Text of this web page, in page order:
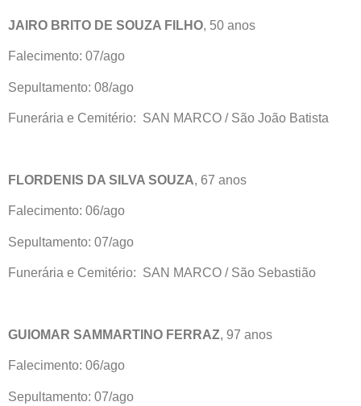
JAIRO BRITO DE SOUZA FILHO, 50 anos
Falecimento: 07/ago
Sepultamento: 08/ago
Funerária e Cemitério: SAN MARCO / São João Batista
FLORDENIS DA SILVA SOUZA, 67 anos
Falecimento: 06/ago
Sepultamento: 07/ago
Funerária e Cemitério: SAN MARCO / São Sebastião
GUIOMAR SAMMARTINO FERRAZ, 97 anos
Falecimento: 06/ago
Sepultamento: 07/ago